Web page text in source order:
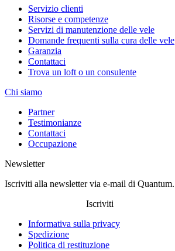
Servizio clienti
Risorse e competenze
Servizi di manutenzione delle vele
Domande frequenti sulla cura delle vele
Garanzia
Contattaci
Trova un loft o un consulente
Chi siamo
Partner
Testimonianze
Contattaci
Occupazione
Newsletter
Iscriviti alla newsletter via e-mail di Quantum.
Iscriviti
Informativa sulla privacy
Spedizione
Politica di restituzione